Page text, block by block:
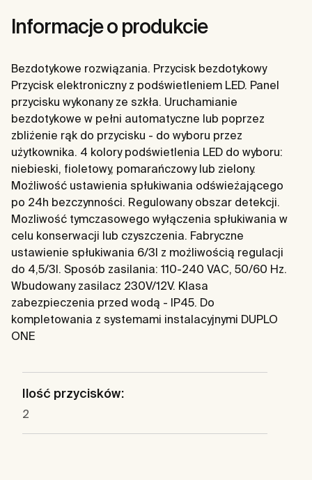
Informacje o produkcie
Bezdotykowe rozwiązania. Przycisk bezdotykowy
Przycisk elektroniczny z podświetleniem LED. Panel
przycisku wykonany ze szkła. Uruchamianie
bezdotykowe w pełni automatyczne lub poprzez
zbliżenie rąk do przycisku - do wyboru przez
użytkownika. 4 kolory podświetlenia LED do wyboru:
niebieski, fioletowy, pomarańczowy lub zielony.
Możliwość ustawienia spłukiwania odświeżającego
po 24h bezczynności. Regulowany obszar detekcji.
Mozliwość tymczasowego wyłączenia spłukiwania w
celu konserwacji lub czyszczenia. Fabryczne
ustawienie spłukiwania 6/3l z możliwością regulacji
do 4,5/3l. Sposób zasilania: 110-240 VAC, 50/60 Hz.
Wbudowany zasilacz 230V/12V. Klasa
zabezpieczenia przed wodą - IP45. Do
kompletowania z systemami instalacyjnymi DUPLO
ONE
Ilość przycisków:
2